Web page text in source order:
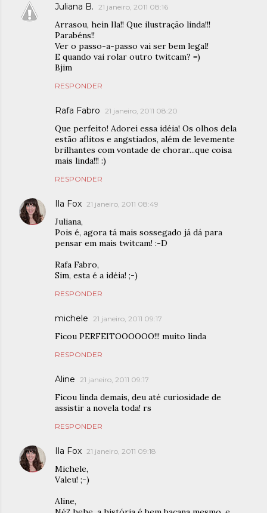
Juliana B. 21 janeiro, 2011 08:16
Arrasou, hein Ila!! Que ilustração linda!!!
Parabéns!!
Ver o passo-a-passo vai ser bem legal!
E quando vai rolar outro twitcam? =)
Bjim
RESPONDER
Rafa Fabro 21 janeiro, 2011 08:20
Que perfeito! Adorei essa idéia! Os olhos dela
estão aflitos e angstiados, além de levemente
brilhantes com vontade de chorar...que coisa
mais linda!!! :)
RESPONDER
Ila Fox 21 janeiro, 2011 08:49
Juliana,
Pois é, agora tá mais sossegado já dá para
pensar em mais twitcam! :-D
Rafa Fabro,
Sim, esta é a idéia! ;-)
RESPONDER
michele 21 janeiro, 2011 09:17
Ficou PERFEITOOOOOO!!! muito linda
RESPONDER
Aline 21 janeiro, 2011 09:17
Ficou linda demais, deu até curiosidade de
assistir a novela toda! rs
RESPONDER
Ila Fox 21 janeiro, 2011 09:18
Michele,
Valeu! ;-)
Aline,